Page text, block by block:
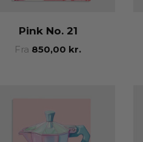
Pink No. 21
Fra 850,00 kr.